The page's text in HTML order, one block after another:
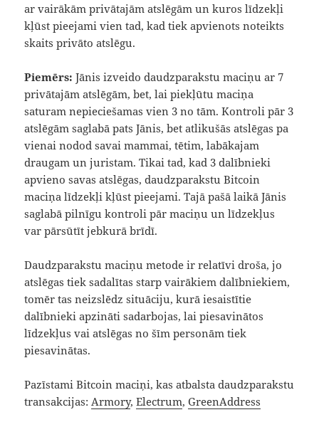
ar vairākām privātajām atslēgām un kuros līdzekļi
kļūst pieejami vien tad, kad tiek apvienots noteikts
skaits privāto atslēgu.
Piemērs: Jānis izveido daudzparakstu maciņu ar 7
privātajām atslēgām, bet, lai piekļūtu maciņa
saturam nepieciešamas vien 3 no tām. Kontroli pār 3
atslēgām saglabā pats Jānis, bet atlikušās atslēgas pa
vienai nodod savai mammai, tētim, labākajam
draugam un juristam. Tikai tad, kad 3 dalībnieki
apvieno savas atslēgas, daudzparakstu Bitcoin
maciņa līdzekļi kļūst pieejami. Tajā pašā laikā Jānis
saglabā pilnīgu kontroli pār maciņu un līdzekļus
var pārsūtīt jebkurā brīdī.
Daudzparakstu maciņu metode ir relatīvi droša, jo
atslēgas tiek sadalītas starp vairākiem dalībniekiem,
tomēr tas neizslēdz situāciju, kurā iesaistītie
dalībnieki apzināti sadarbojas, lai piesavinātos
līdzekļus vai atslēgas no šīm personām tiek
piesavinātas.
Pazīstami Bitcoin maciņi, kas atbalsta daudzparakstu
transakcijas:Armory,Electrum,GreenAddress